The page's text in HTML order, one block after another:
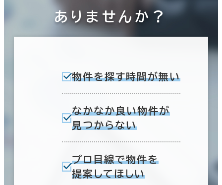
ありませんか？
物件を探す時間が無い
なかなか良い物件が
見つからない
プロ目線で物件を
提案してほしい